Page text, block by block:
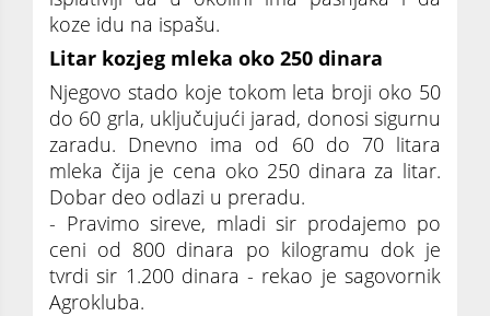
koze idu na ispašu.
Litar kozjeg mleka oko 250 dinara
Njegovo stado koje tokom leta broji oko 50
do 60 grla, uključujući jarad, donosi sigurnu
zaradu. Dnevno ima od 60 do 70 litara
mleka čija je cena oko 250 dinara za litar.
Dobar deo odlazi u preradu.
- Pravimo sireve, mladi sir prodajemo po
ceni od 800 dinara po kilogramu dok je
tvrdi sir 1.200 dinara - rekao je sagovornik
Agrokluba.